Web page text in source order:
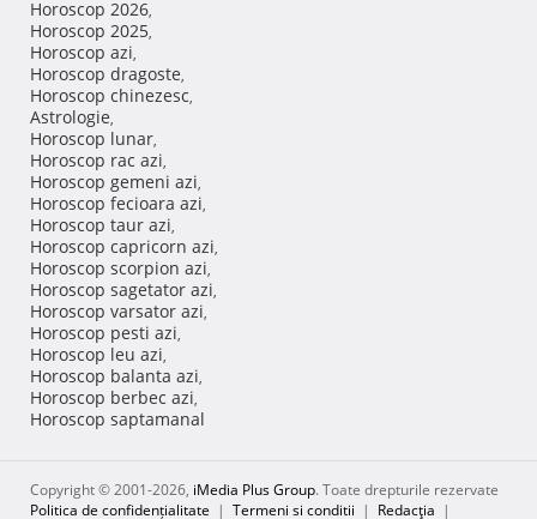
Horoscop 2026,
Horoscop 2025,
Horoscop azi,
Horoscop dragoste,
Horoscop chinezesc,
Astrologie,
Horoscop lunar,
Horoscop rac azi,
Horoscop gemeni azi,
Horoscop fecioara azi,
Horoscop taur azi,
Horoscop capricorn azi,
Horoscop scorpion azi,
Horoscop sagetator azi,
Horoscop varsator azi,
Horoscop pesti azi,
Horoscop leu azi,
Horoscop balanta azi,
Horoscop berbec azi,
Horoscop saptamanal
Copyright © 2001-2026, iMedia Plus Group. Toate drepturile rezervate
Politica de confidențialitate | Termeni si conditii | Redacţia |